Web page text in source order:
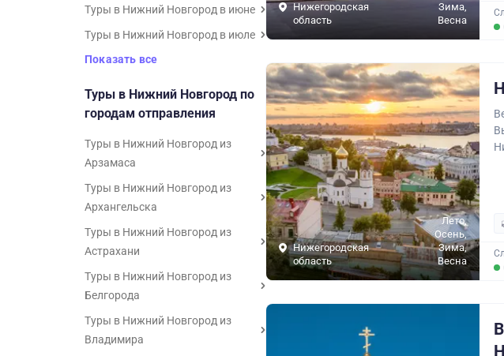
Туры в Нижний Новгород в июне
Туры в Нижний Новгород в июле
Показать все
Туры в Нижний Новгород по
городам отправления
Туры в Нижний Новгород из
Арзамаса
Туры в Нижний Новгород из
Архангельска
Туры в Нижний Новгород из
Астрахани
Туры в Нижний Новгород из
Белгорода
Туры в Нижний Новгород из
Владимира
Нижегородская
область
Зима,
Весна
Нижегородская
область
Лето,
Осень,
Зима,
Весна